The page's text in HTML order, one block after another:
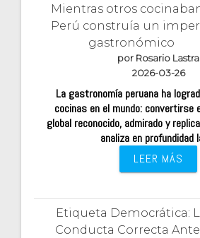
Mientras otros
Perú construía un
gastronómico
por Rosario Lastra
2026-03-26
La gastronomía peruana ha
cocinas en el mundo: convertirse
global reconocido, admirado y
analiza en profundidad
LEER MÁS
Etiqueta Democrática:
Conducta Correcta